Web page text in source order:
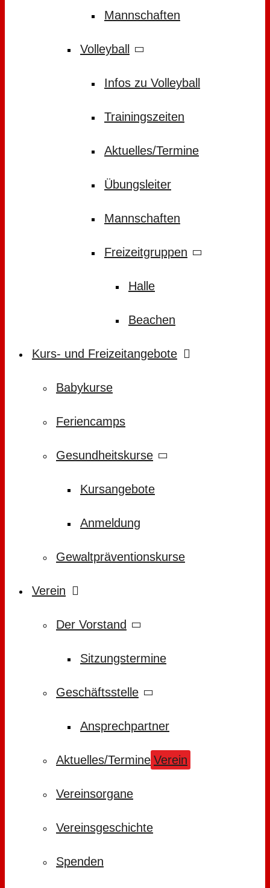
Mannschaften
Volleyball
Infos zu Volleyball
Trainingszeiten
Aktuelles/Termine
Übungsleiter
Mannschaften
Freizeitgruppen
Halle
Beachen
Kurs- und Freizeitangebote
Babykurse
Feriencamps
Gesundheitskurse
Kursangebote
Anmeldung
Gewaltpräventionskurse
Verein
Der Vorstand
Sitzungstermine
Geschäftsstelle
Ansprechpartner
Aktuelles/Termine Verein
Vereinsorgane
Vereinsgeschichte
Spenden